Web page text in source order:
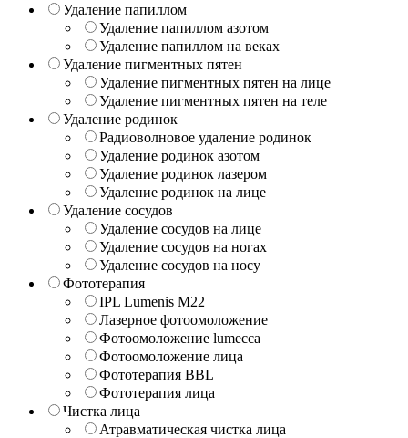
Удаление папиллом
Удаление папиллом азотом
Удаление папиллом на веках
Удаление пигментных пятен
Удаление пигментных пятен на лице
Удаление пигментных пятен на теле
Удаление родинок
Радиоволновое удаление родинок
Удаление родинок азотом
Удаление родинок лазером
Удаление родинок на лице
Удаление сосудов
Удаление сосудов на лице
Удаление сосудов на ногах
Удаление сосудов на носу
Фототерапия
IPL Lumenis M22
Лазерное фотоомоложение
Фотоомоложение lumecca
Фотоомоложение лица
Фототерапия BBL
Фототерапия лица
Чистка лица
Атравматическая чистка лица